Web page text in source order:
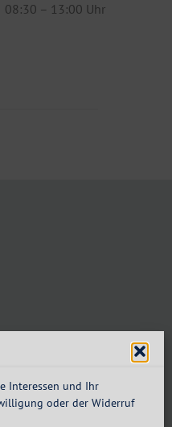
Interessen und Ihr
oder der Widerruf
08:30 – 13:00 Uhr